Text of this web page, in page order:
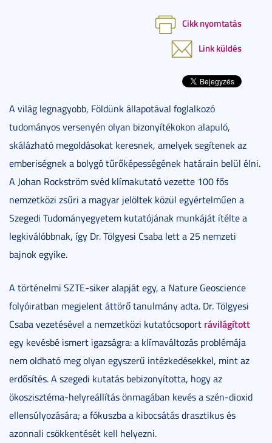
Cikk nyomtatás
Link küldés
A világ legnagyobb, Földünk állapotával foglalkozó
tudományos versenyén olyan bizonyítékokon alapuló,
skálázható megoldásokat keresnek, amelyek segítenek az
emberiségnek a bolygó tűrőképességének határain belül élni.
A Johan Rockström svéd klímakutató vezette 100 fős
nemzetközi zsűri a magyar jelöltek közül egyértelműen a
Szegedi Tudományegyetem kutatójának munkáját ítélte a
legkiválóbbnak, így Dr. Tölgyesi Csaba lett a 25 nemzeti
bajnok egyike.
A történelmi SZTE-siker alapját egy, a Nature Geoscience
folyóiratban megjelent áttörő tanulmány adta. Dr. Tölgyesi
Csaba vezetésével a nemzetközi kutatócsoport rávilágított
egy kevésbé ismert igazságra: a klímaváltozás problémája
nem oldható meg olyan egyszerű intézkedésekkel, mint az
erdősítés. A szegedi kutatás bebizonyította, hogy az
ökoszisztéma-helyreállítás önmagában kevés a szén-dioxid
ellensúlyozására; a fókuszba a kibocsátás drasztikus és
azonnali csökkentését kell helyezni.